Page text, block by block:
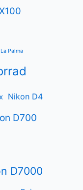
La Palma
Nikon D4
D700
D7000